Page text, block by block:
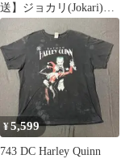
送】ジョカリ(Jokari)
60115JOKARI エンドス
リーブ 1.5(500個入
り)8556404
¥5,599
743 DC Harley Quinn